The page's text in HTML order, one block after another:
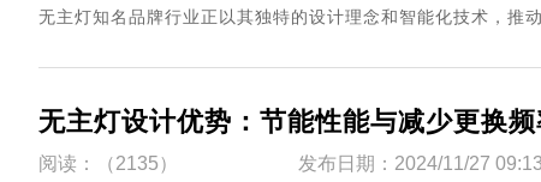
无主灯知名品牌行业正以其独特的设计理念和智能化技术，推
无主灯设计优势：节能性能与减少更换
阅读：（2135） 发布日期：2024/11/27 09:13